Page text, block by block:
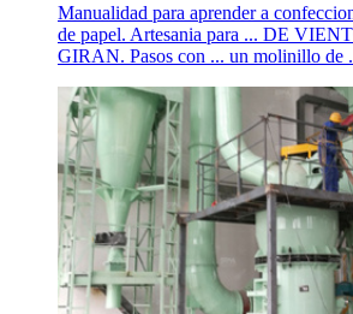
Manualidad para aprender a
de papel. Artesania para ... DE
GIRAN. Pasos con ... un molinillo de